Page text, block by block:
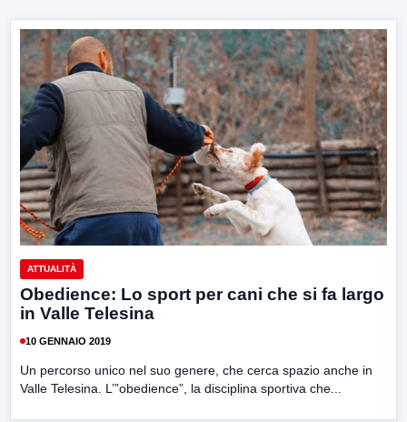
ATTUALITÀ
Obedience: Lo sport per cani che si fa largo
in Valle Telesina
10 GENNAIO 2019
Un percorso unico nel suo genere, che cerca spazio anche in
Valle Telesina. L’”obedience”, la disciplina sportiva che...